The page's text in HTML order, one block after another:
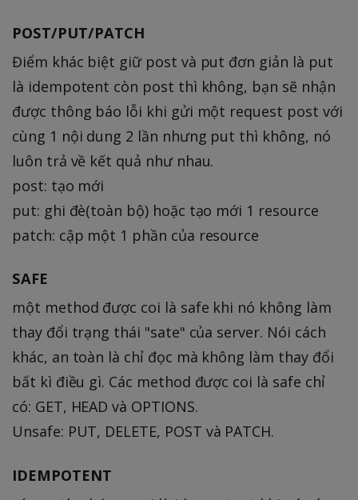
POST/PUT/PATCH
Điểm khác biệt giữ post và put đơn giản là put
là idempotent còn post thì không, bạn sẽ nhận
được thông báo lỗi khi gửi một request post với
cùng 1 nội dung 2 lần nhưng put thì không, nó
luôn trả về kết quả như nhau.
post: tạo mới
put: ghi đè(toàn bộ) hoặc tạo mới 1 resource
patch: cập một 1 phần của resource
SAFE
một method được coi là safe khi nó không làm
thay đổi trạng thái "sate" của server. Nói cách
khác, an toàn là chỉ đọc mà không làm thay đổi
bất kì điều gì. Các method được coi là safe chỉ
có: GET, HEAD và OPTIONS.
Unsafe: PUT, DELETE, POST và PATCH.
IDEMPOTENT